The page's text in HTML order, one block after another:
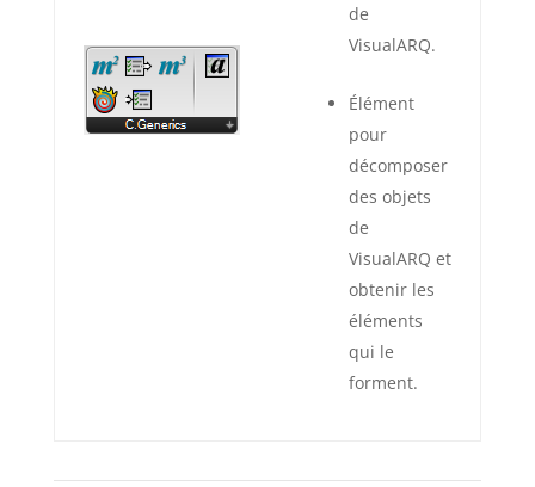
de
VisualARQ.
Élément
pour
décomposer
des objets
de
VisualARQ et
obtenir les
éléments
qui le
forment.